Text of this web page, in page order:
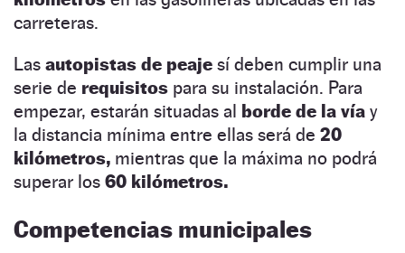
carreteras.
Las autopistas de peaje sí deben cumplir una
serie de requisitos para su instalación. Para
empezar, estarán situadas al borde de la vía y
la distancia mínima entre ellas será de 20
kilómetros, mientras que la máxima no podrá
superar los 60 kilómetros.
Competencias municipales